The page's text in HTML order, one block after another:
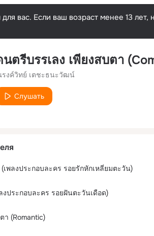
вас. Если ваш возраст менее 13
นตรีบรรเลง เพียงสบตา
งค์วิทย์ เตชะธนะวัฒน์
Слушать
เพลงประกอบละคร รอยรักหักเหลี่ยมตะวัน)
งประกอบละคร รอยฝันตะวันเดือด)
า (Romantic)